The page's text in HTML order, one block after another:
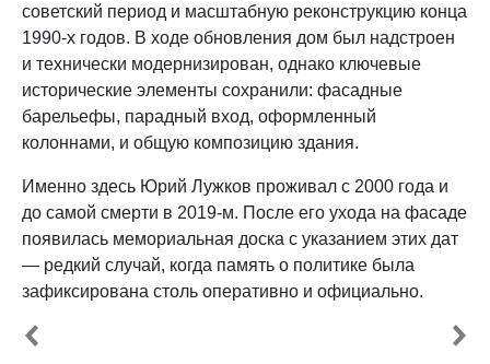
советский период и масштабную реконструкцию конца
1990-х годов. В ходе обновления дом был надстроен
и технически модернизирован, однако ключевые
исторические элементы сохранили: фасадные
барельефы, парадный вход, оформленный
колоннами, и общую композицию здания.
Именно здесь Юрий Лужков проживал с 2000 года и
до самой смерти в 2019-м. После его ухода на фасаде
появилась мемориальная доска с указанием этих дат
— редкий случай, когда память о политике была
зафиксирована столь оперативно и официально.